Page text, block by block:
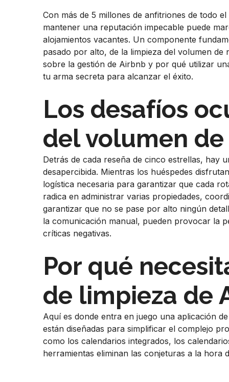
Con más de 5 millones de anfitriones de todo
mantener una reputación impecable puede
alojamientos vacantes. Un componente
pasado por alto, de la limpieza del volumen
sobre la gestión de Airbnb y por qué utilizar
tu arma secreta para alcanzar el éxito.
Los desafíos
del volumen
Detrás de cada reseña de cinco estrellas, hay
desapercibida. Mientras los huéspedes
logística necesaria para garantizar que cada
radica en administrar varias propiedades,
garantizar que no se pase por alto ningún
la comunicación manual, pueden provocar la
críticas negativas.
Por qué
de limpieza de
Aquí es donde entra en juego una aplicación
están diseñadas para simplificar el complejo
como los calendarios integrados, los
herramientas eliminan las conjeturas a la hora